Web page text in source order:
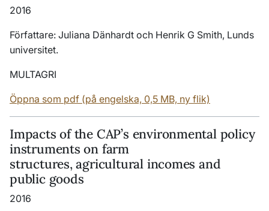
2016
Författare: Juliana Dänhardt och Henrik G Smith, Lunds
universitet.
MULTAGRI
Öppna som pdf (på engelska, 0,5 MB, ny flik)
Impacts of the CAP’s environmental policy
instruments on farm
structures, agricultural incomes and
public goods
2016